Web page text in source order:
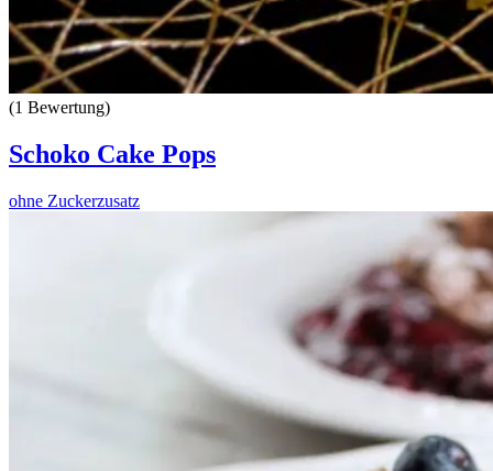
(1 Bewertung)
Schoko Cake Pops
ohne Zuckerzusatz